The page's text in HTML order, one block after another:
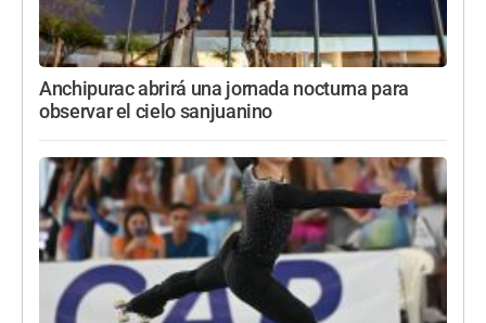
Anchipurac abrirá una jornada nocturna para
observar el cielo sanjuanino